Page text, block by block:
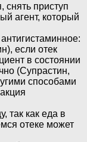
снять приступ
агент, который
если отек
в состоянии
(Супрастин,
способами
так как еда в
отеке может